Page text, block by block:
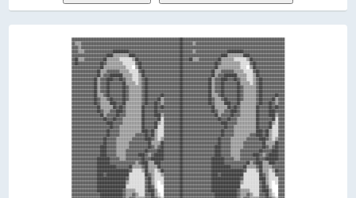
▓▓▓▓▓▓▓▓▓▓▓▓▓▓▓▓▓▓▓▓▓▓▓▓▓▓▓▓▓▓▓▓▓▓▓▓▓▓▓▓▓▓▓▓▓▓▓▓▓▓▓▓▓▓▓▓▓▓▓▓▓▓▓▓▓▓▓▓██▓▓▓▓▓▓▓▓▓▓▓▓▓▓▓▓▓▓▓▓▓▓▓▓▓▓▓▓▓▓▓▓▓▓▓▓▓▓▓▓▓▓▓▓▓▓▓▓▓▓▓▓▓▓▓▓▓▓▓▓▓▓▓▓
▓▓▒▒▒▒▓▓▓▓▓▓▓▓▓▓▓▓▓▓▓▓▓▓▓▓▓▓▓▓▓▓▓▓▓▓▓▓▓▓▓▓▓▓▓▓▓▓▓▓▓▓▓▓▓▓▓▓▓▓▓▓▓▓▓▓▓▓██▓▓▓▓▓▓▒▒▓▓▓▓▓▓▓▓▓▓▓▓▓▓▓▓▓▓▓▓▓▓▓▓▓▓▓▓▓▓▓▓▓▓▓▓▓▓▓▓▓▓▓▓▓▓▓▓▓▓▓▓▓▓▓▓
▓▓▓▓▒▒▓▓▓▓▓▓▓▓▓▓▓▓▓▓▓▓▓▓▓▓▓▓▓▓▓▓▓▓▓▓▓▓▓▓▓▓▓▓▓▓▓▓▓▓▓▓▓▓▓▓▓▓▓▓▓▓▓▓▓▓▓▓██▓▓▓▓▓▓▓▓▓▓▓▓▓▓▓▓▓▓▓▓▓▓▓▓▓▓▓▓▓▓▓▓▓▓▓▓▓▓▓▓▓▓▓▓▓▓▓▓▓▓▓▓▓▓▓▓▓▓▓▓▓▓▓▓
▓▓▓▓▒▒▒▒▓▓▓▓▓▓▓▓▓▓▓▓▓▓▓▓▓▓██████████▓▓▓▓▓▓▓▓▓▓▓▓▓▓▓▓▓▓▓▓▓▓▓▓▓▓▓▓▓▓▓▓██▓▓▓▓▓▓▒▒▓▓▓▓▓▓▓▓▓▓▓▓▓▓▓▓▓▓▓▓██████████▓▓▓▓▓▓▓▓▓▓▓▓▓▓▓▓▓▓▓▓▓▓▓▓▓▓
▓▓▓▓▓▓▓▓▓▓▓▓▓▓▓▓▓▓▓▓▓▓████▒▒▒▒▒▒▒▒▒▒████▓▓▓▓▓▓▓▓▓▓▓▓▓▓▓▓▓▓▓▓▓▓▓▓▓▓▓▓██▓▓▓▓▓▓▓▓▓▓▓▓▓▓▓▓▓▓▓▓▓▓▓▓████▒▒▒▒▒▒▒▒▒▒████▓▓▓▓▓▓▓▓▓▓▓▓▓▓▓▓▓▓▓▓▓▓
▓▓██▒▒▒▒▓▓▓▓▓▓▓▓▓▓▓▓██▒▒▒▒▒▒▒▒░░░░░░░░▒▒██▓▓▓▓▓▓▓▓▓▓▓▓▓▓▓▓▓▓▓▓▓▓▓▓▓▓██▓▓▓▓██▒▒▒▒▓▓▓▓▓▓▓▓▓▓▓▓██▒▒▒▒▒▒▒▒░░░░░░░░▒▒██▓▓▓▓▓▓▓▓▓▓▓▓▓▓▓▓▓▓▓▓
▓▓██▓▓▓▓▓▓▓▓▓▓▓▓▓▓██▓▓▒▒▒▒▒▒▒▒▒▒░░░░░░░░▓▓██▓▓▓▓▓▓▓▓▓▓▓▓▓▓▓▓▓▓▓▓▓▓▓▓██▓▓▓▓▓▓▓▓▓▓▓▓▓▓▓▓▓▓▓▓██▓▓▒▒▒▒▒▒▒▒▒▒▒▒░░░░░░▓▓██▓▓▓▓▓▓▓▓▓▓▓▓▓▓▓▓▓▓
▓▓▓▓▓▓▓▓▓▓▓▓▓▓▓▓▓▓██▒▒▒▒▒▒▒▒▒▒▒▒▒▒░░░░  ▒▒██▓▓▓▓▓▓▓▓▓▓▓▓▓▓▓▓▓▓▓▓▓▓▓▓██▓▓▓▓▓▓▓▓▓▓▓▓▓▓▓▓▓▓▓▓██▒▒▒▒▒▒▒▒▒▒▒▒▒▒░░░░  ▒▒██▓▓▓▓▓▓▓▓▓▓▓▓▓▓▓▓▓▓
▓▓▓▓▓▓▓▓▓▓▓▓▓▓▓▓██▒▒▒▒▓▓▓▓▓▓▓▓▒▒▒▒▒▒░░░░░░▓▓██▓▓▓▓▓▓▓▓▓▓▓▓▓▓▓▓▓▓▓▓▓▓██▓▓▓▓▓▓▓▓▓▓▓▓▓▓▓▓▓▓██▒▒▒▒▓▓▓▓▓▓▓▓▒▒▒▒▒▒░░░░░░▓▓██▓▓▓▓▓▓▓▓▓▓▓▓▓▓▓▓
▓▓▓▓▓▓▓▓▓▓▓▓▓▓▓▓██▒▒▓▓▓▓████████▒▒▒▒▒▒░░░░▒▒██▓▓▓▓▓▓▓▓▓▓▓▓▓▓▓▓▓▓▓▓▓▓██▓▓▓▓▓▓▓▓▓▓▓▓▓▓▓▓▓▓██▒▒▓▓▓▓████████▒▒▒▒▒▒░░░░▒▒██▓▓▓▓▓▓▓▓▓▓▓▓▓▓▓▓
▓▓▓▓▓▓▓▓▓▓▓▓▓▓██▒▒▓▓▓▓████▓▓▓▓██▓▓▒▒▒▒░░░░▒▒▓▓██▓▓▓▓▓▓▓▓▓▓▓▓▓▓▓▓▓▓▓▓██▓▓▓▓▓▓▓▓▓▓▓▓▓▓▓▓██▒▒▓▓▓▓████▓▓▓▓██▓▓▒▒▒▒░░░░▒▒▓▓██▓▓▓▓▓▓▓▓▓▓▓▓▓▓
▓▓▓▓▓▓▓▓▓▓▓▓▓▓██▒▒▓▓▓▓██▓▓▓▓▓▓▓▓██▒▒▒▒▒▒░░▒▒▓▓██▓▓▓▓▓▓▓▓▓▓▓▓▓▓▓▓▓▓▓▓██▓▓▓▓▓▓▓▓▓▓▓▓▓▓▓▓██▒▒▓▓▓▓██▓▓▓▓▓▓▓▓██▒▒▒▒▒▒░░▒▒▓▓██▓▓▓▓▓▓▓▓▓▓▓▓▓▓
▓▓▓▓▓▓▓▓▓▓▓▓▓▓██▒▒▓▓▓▓██▓▓▓▓▓▓▓▓██▓▓▒▒▒▒▒▒▒▒▓▓██▓▓▓▓▓▓▓▓▓▓▓▓▓▓▓▓▓▓▓▓██▓▓▓▓▓▓▓▓▓▓▓▓▓▓▓▓██▒▒▓▓▓▓██▓▓▓▓▓▓▓▓██▓▓▒▒▒▒▒▒▒▒▓▓██▓▓▓▓▓▓▓▓▓▓▓▓▓▓
▓▓▓▓▓▓▓▓▓▓▓▓▓▓██▒▒▓▓▓▓██▓▓▓▓▓▓▓▓██▓▓▒▒▒▒▒▒▒▒▓▓██▓▓▓▓▓▓▓▓▓▓▓▓▓▓▓▓▓▓▓▓██▓▓▓▓▓▓▓▓▓▓▓▓▓▓▓▓██▒▒▓▓▓▓██▓▓▓▓▓▓▓▓██▓▓▒▒▒▒▒▒▒▒▓▓██▓▓▓▓▓▓▓▓▓▓▓▓▓▓
▓▓▓▓▓▓▓▓▓▓▓▓▓▓██▒▒▒▒▓▓██▓▓▓▓▓▓▓▓██▓▓▒▒▒▒▒▒▒▒▓▓██▓▓▓▓▓▓▓▓██▓▓▓▓▓▓▓▓▓▓██▓▓▓▓▓▓▓▓▓▓▓▓▓▓▓▓██▒▒▒▒▓▓██▓▓▓▓▓▓▓▓██▓▓▒▒▒▒▒▒▒▒▓▓██▓▓▓▓▓▓▓▓██▓▓▓▓
▓▓▓▓▓▓▓▓▓▓▓▓▓▓██▓▓▒▒▒▒▓▓██▓▓▓▓▓▓██▓▓▒▒▒▒▒▒▒▒▓▓██▓▓▓▓▓▓██▒▒▓▓▓▓▓▓▓▓▓▓██▓▓▓▓▓▓▓▓▓▓▓▓▓▓▓▓██▓▓▒▒▒▒▓▓██▓▓▓▓▓▓██▓▓▒▒▒▒▒▒▒▒▓▓██▓▓▓▓▓▓██▒▒▓▓▓▓
▓▓▓▓▓▓▓▓▓▓▓▓▓▓██▓▓▒▒▒▒▒▒████▓▓▓▓██▒▒▒▒▒▒▒▒▒▒▓▓██▓▓▓▓██▓▓▒▒▓▓▓▓▓▓▓▓▓▓██▓▓▓▓▓▓▓▓▓▓▓▓▓▓▓▓██▓▓▒▒▒▒▒▒████▓▓▓▓██▒▒▒▒▒▒▒▒▒▒▓▓██▓▓▓▓██▓▓▒▒▓▓▓▓
▓▓▓▓▓▓▓▓▓▓▓▓▓▓▓▓██▒▒▒▒▒▒▒▒██▓▓██▓▓▒▒▒▒▒▒▒▒▒▒██▓▓▓▓▓▓██▓▓██▓▓▓▓▓▓▓▓▓▓██▓▓▓▓▓▓▓▓▓▓▓▓▓▓▓▓▓▓██▒▒▒▒▒▒▒▒██▓▓██▓▓▒▒▒▒▒▒▒▒▒▒██▓▓▓▓▓▓██▓▓██▓▓▓▓
▓▓▓▓▓▓▓▓▓▓▓▓▓▓▓▓██▓▓▒▒▒▒▓▓▓▓████▓▓▒▒▒▒▒▒▒▒▒▒██▓▓▓▓▓▓██▓▓▓▓▓▓▓▓▓▓▓▓▓▓██▓▓▓▓▓▓▓▓▓▓▓▓▓▓▓▓▓▓██▓▓▒▒▒▒▓▓▓▓████▓▓▒▒▒▒▒▒▒▒▒▒██▓▓▓▓▓▓████▓▓▓▓▓▓
▓▓▓▓▓▓▓▓▓▓▓▓▓▓▓▓▓▓██▒▒▓▓▓▓▓▓██▓▓▓▓▒▒▒▒▒▒▒▒▒▒██▓▓▓▓▓▓████▒▒▓▓▓▓▓▓▓▓▓▓██▓▓▓▓▓▓▓▓▓▓▓▓▓▓▓▓▓▓▓▓██▒▒▓▓▓▓▓▓██▓▓▓▓▒▒▒▒▒▒▒▒▒▒██▓▓▓▓▓▓████▒▒▓▓▓▓
▓▓▓▓▓▓▓▓▓▓▓▓▓▓▓▓▓▓▓▓██▓▓▓▓██▓▓▓▓▒▒▒▒▒▒▒▒▒▒▒▒██▓▓▓▓▓▓▓▓██░░▓▓▓▓▓▓▓▓▓▓██▓▓▓▓▓▓▓▓▓▓▓▓▓▓▓▓▓▓▓▓▓▓██▓▓▓▓██▓▓▓▓▒▒▒▒▒▒▒▒▒▒▒▒██▓▓▓▓▓▓▓▓██░░▓▓▓▓
▓▓▓▓▓▓▓▓▓▓▓▓▓▓▓▓▓▓▓▓▓▓████▓▓▓▓▓▓▒▒▒▒▒▒▒▒▒▒▒▒██▓▓▓▓▓▓██▒▒░░▓▓▓▓▓▓▓▓▓▓██▓▓▓▓▓▓▓▓▓▓▓▓▓▓▓▓▓▓▓▓▓▓▓▓████▓▓▓▓▓▓▒▒▒▒▒▒▒▒▒▒▒▒██▓▓▓▓▓▓██▒▒░░▓▓▓▓
▓▓▓▓▓▓▓▓▓▓▓▓▓▓▓▓▓▓▓▓▓▓▓▓██▓▓▓▓▒▒▒▒▒▒▒▒▒▒▒▒▒▒██▓▓▓▓▓▓██░░░░▓▓▓▓▓▓▓▓▓▓██▓▓▓▓▓▓▓▓▓▓▓▓▓▓▓▓▓▓▓▓▓▓▓▓▓▓██▓▓▓▓▒▒▒▒▒▒▒▒▒▒▒▒▒▒██▓▓▓▓▓▓██░░░░▓▓▓▓
▓▓▓▓▓▓▓▓▓▓▓▓▓▓▓▓▓▓▓▓▓▓██▓▓▓▓▓▓▒▒▒▒▒▒▒▒▒▒▒▒▒▒████▓▓██▒▒░░░░▓▓▓▓▓▓▓▓▓▓██▓▓▓▓▓▓▓▓▓▓▓▓▓▓▓▓▓▓▓▓▓▓▓▓██▓▓▓▓▓▓▒▒▒▒▒▒▒▒▒▒▒▒▒▒████▓▓██▒▒░░░░▓▓▓▓
▓▓▓▓▓▓▓▓▓▓▓▓▓▓▓▓▓▓▓▓▓▓██▓▓▓▓▓▓▒▒▒▒▒▒▒▒▒▒▓▓▓▓▓▓██▓▓██▒▒░░░░▓▓▓▓▓▓▓▓▓▓██▓▓▓▓▓▓▓▓▓▓▓▓▓▓▓▓▓▓▓▓▓▓▓▓██▓▓▓▓▓▓▒▒▒▒▒▒▒▒▒▒▓▓▓▓████▓▓██▒▒░░░░▓▓▓▓
▓▓▓▓▓▓▓▓▓▓▓▓▓▓▓▓▓▓▓▓██▓▓▓▓▓▓▒▒▒▒▒▒▒▒▒▒▓▓▓▓▓▓▓▓████▓▓▒▒░░▒▒▓▓▓▓▓▓▓▓▓▓██▓▓▓▓▓▓▓▓▓▓▓▓▓▓▓▓▓▓▓▓▓▓██▓▓▓▓▓▓▒▒▒▒▒▒▒▒▒▒▓▓▓▓▓▓▓▓████▓▓▒▒░░▒▒▓▓▓▓
▓▓▓▓▓▓▓▓▓▓▓▓▓▓▓▓▓▓▓▓██▓▓▓▓▓▓▒▒▒▒▒▒▒▒▓▓▓▓▓▓▓▓▓▓▓▓██▒▒▒▒▒▒██▓▓▓▓▓▓▓▓▓▓██▓▓▓▓▓▓▓▓▓▓▓▓▓▓▓▓▓▓▓▓▓▓██▓▓▓▓▓▓▒▒▒▒▒▒▒▒▓▓▓▓▓▓▓▓▓▓▓▓██▒▒▒▒▒▒██▓▓▓▓
▓▓▓▓▓▓▓▓▓▓▓▓▓▓▓▓▓▓████▓▓▓▓▓▓▒▒▒▒▒▒▒▒▓▓▓▓▓▓▓▓▓▓▓▓██▓▓▒▒▓▓██▓▓▓▓▓▓▓▓▓▓██▓▓▓▓▓▓▓▓▓▓▓▓▓▓▓▓▓▓▓▓████▓▓▓▓▓▓▒▒▒▒▒▒▒▒▓▓▓▓▓▓▓▓▓▓▓▓██▓▓▒▒▓▓██▓▓▓▓
▓▓▓▓▓▓▓▓▓▓▓▓▓▓▓▓▓▓████▓▓▓▓▓▓▒▒▒▒▒▒▓▓▓▓▓▓▓▓▓▓▓▓██▓▓▓▓▓▓████▓▓▓▓▓▓▓▓▓▓██▓▓▓▓▓▓▓▓▓▓▓▓▓▓▓▓▓▓▓▓████▓▓▓▓▓▓▒▒▒▒▒▒▓▓▓▓▓▓▓▓▓▓▓▓██▓▓▓▓▓▓████▓▓▓▓
▓▓▓▓▓▓▓▓▓▓▓▓▓▓▓▓▓▓████▓▓▓▓▓▓▒▒▒▒▒▒▓▓▓▓▓▓▓▓████▓▓▒▒▓▓██████▓▓▓▓▓▓▓▓▓▓██▓▓▓▓▓▓▓▓▓▓▓▓▓▓▓▓▓▓▓▓████▓▓▓▓▓▓▒▒▒▒▒▒▓▓▓▓▓▓▓▓████▓▓▒▒▓▓██████▓▓▓▓
▓▓▓▓▓▓▓▓▓▓▓▓▓▓▓▓████████▓▓▓▓▓▓▒▒▒▒▓▓▓▓▓▓▓▓▓▓██▓▓▓▓████████▓▓▓▓▓▓▓▓▓▓██▓▓▓▓▓▓▓▓▓▓▓▓▓▓▓▓▓▓████████▓▓▓▓▓▓▒▒▒▒▓▓▓▓▓▓▓▓▓▓██▓▓▓▓████████▓▓▓▓
▓▓▓▓▓▓▓▓▓▓▓▓▓▓▓▓████████▓▓▓▓▓▓▓▓▓▓▓▓▓▓▓▓▒▒▓▓████▒▒▒▒████▓▓▓▓▓▓▓▓▓▓▓▓██▓▓▓▓▓▓▓▓▓▓▓▓▓▓▓▓▓▓████████▓▓▓▓▓▓▓▓▓▓▓▓▓▓██▒▒▓▓████▒▒▒▒████▓▓▓▓▓▓
▓▓▓▓▓▓▓▓▓▓▓▓▓▓▓▓████████████▓▓▓▓▓▓▓▓██▒▒▒▒▒▒▓▓██▒▒▒▒▒▒██▓▓▓▓▓▓▓▓▓▓▓▓██▓▓▓▓▓▓▓▓▓▓▓▓▓▓▓▓▓▓████████████▓▓▓▓▓▓▓▓██▒▒▒▒▒▒▓▓██▒▒▒▒▒▒▓▓▓▓▓▓▓▓
▓▓▓▓▓▓▓▓▓▓▓▓▓▓▓▓████████████████████▓▓░░░░░░▒▒██▒▒▒▒░░▒▒██▓▓▓▓▓▓▓▓▓▓██▓▓▓▓▓▓▓▓▓▓▓▓▓▓▓▓▓▓████████████████████▓▓░░░░░░▒▒██▒▒▒▒░░▒▒██▓▓▓▓
▓▓▓▓▓▓▓▓▓▓▓▓▓▓▓▓████▓▓██████████████░░░░░░░░░░██▓▓▒▒░░░░▒▒▓▓▓▓▓▓▓▓▓▓██▓▓▓▓▓▓▓▓▓▓▓▓▓▓▓▓▓▓████▓▓██████████████░░░░░░░░░░██▓▓▒▒░░░░▓▓▓▓▓▓
▓▓▓▓▓▓▓▓▓▓▓▓▓▓▓▓██████████████████▓▓░░░░░░░░░░▓▓██▒▒░░░░░░▓▓▓▓▓▓▓▓▓▓██▓▓▓▓▓▓▓▓▓▓▓▓▓▓▓▓▓▓██████████████████▓▓░░░░░░░░░░████▒▒░░░░░░▓▓▓▓
▓▓▓▓▓▓▓▓▓▓▓▓▓▓▓▓██████████████████▒▒░░░░░░░░░░▓▓██▒▒░░  ░░▓▓▓▓▓▓▓▓▓▓██▓▓▓▓▓▓▓▓▓▓▓▓▓▓▓▓▓▓██████████████████▒▒░░░░░░░░░░▓▓██▒▒░░  ░░▓▓▓▓
▓▓▓▓▓▓▓▓▓▓▓▓▓▓▓▓██████████████████░░░░░░░░░░░░▓▓██▓▓░░    ▓▓▓▓▓▓▓▓▓▓██▓▓▓▓▓▓▓▓▓▓▓▓▓▓▓▓▓▓██████████████████░░░░░░░░░░░░▓▓██▓▓░░    ▓▓▓▓
▓▓▓▓▓▓▓▓▓▓▓▓▓▓▓▓████████████████▓▓▒▒▒▒▒▒░░░░░░▓▓████▒▒    ▓▓▓▓▓▓▓▓▓▓██▓▓▓▓▓▓▓▓▓▓▓▓▓▓▓▓▓▓████████████████▓▓▒▒▒▒▒▒░░░░░░▓▓████▒▒    ▓▓▓▓
▓▓▓▓▓▓▓▓▓▓▓▓▓▓▓▓▓▓██████████████▓▓▒▒▒▒▓▓▒▒░░░░▓▓▓▓██▒▒░░  ▓▓▓▓▓▓▓▓▓▓██▓▓▓▓▓▓▓▓▓▓▓▓▓▓▓▓▓▓▓▓██████████████▓▓▒▒▒▒▓▓▒▒░░░░▓▓▓▓██▒▒░░  ▓▓▓▓